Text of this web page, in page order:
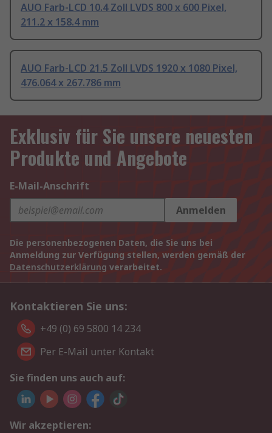
AUO Farb-LCD 10.4 Zoll LVDS 800 x 600 Pixel,
211.2 x 158.4 mm
AUO Farb-LCD 21.5 Zoll LVDS 1920 x 1080 Pixel,
476.064 x 267.786 mm
Exklusiv für Sie unsere neuesten
Produkte und Angebote
E-Mail-Anschrift
Anmelden
Die personenbezogenen Daten, die Sie uns bei
Anmeldung zur Verfügung stellen, werden gemäß der
Datenschutzerklärung verarbeitet.
Kontaktieren Sie uns:
+49 (0) 69 5800 14 234
Per E-Mail unter Kontakt
Sie finden uns auch auf:
Wir akzeptieren: